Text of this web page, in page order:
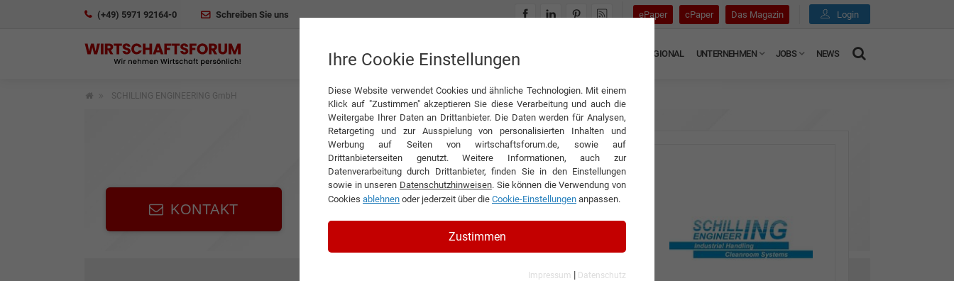
(+49) 5971 92164-0 Schreiben Sie uns ePaper cPaper Das Magazin Login
INTERVIEWS REGIONAL UNTERNEHMEN JOBS NEWS
SCHILLING ENGINEERING GmbH
KONTAKT
Ihre Cookie Einstellungen
Diese Website verwendet Cookies und ähnliche Technologien. Mit einem
Klick auf "Zustimmen" akzeptieren Sie diese Verarbeitung und auch die
Weitergabe Ihrer Daten an Drittanbieter. Die Daten werden für Analysen,
Retargeting und zur Ausspielung von personalisierten Inhalten und
Werbung auf Seiten von wirtschaftsforum.de, sowie auf
Drittanbieterseiten genutzt. Weitere Informationen, auch zur
Datenverarbeitung durch Drittanbieter, finden Sie in den Einstellungen
sowie in unseren Datenschutzhinweisen. Sie können die Verwendung von
Cookies ablehnen oder jederzeit über die Cookie-Einstellungen anpassen.
Zustimmen
Impressum | Datenschutz